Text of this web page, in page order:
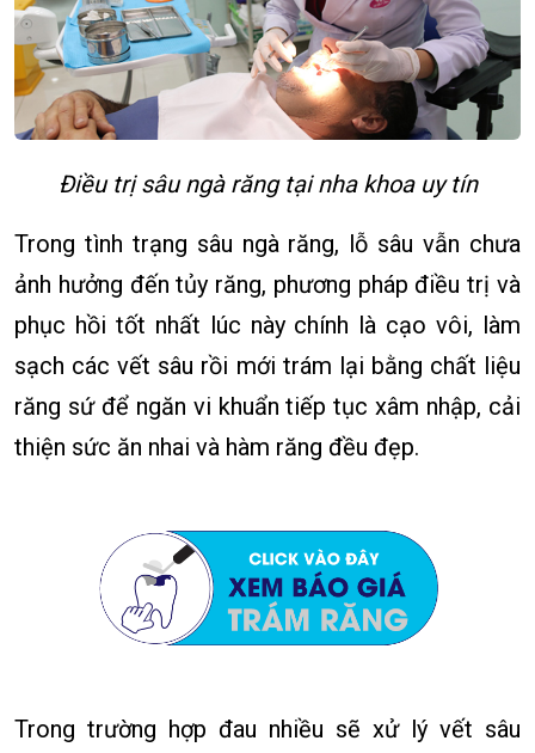
Điều trị sâu ngà răng tại nha khoa uy tín
Trong tình trạng sâu ngà răng, lỗ sâu vẫn chưa
ảnh hưởng đến tủy răng, phương pháp điều trị và
phục hồi tốt nhất lúc này chính là cạo vôi, làm
sạch các vết sâu rồi mới trám lại bằng chất liệu
răng sứ để ngăn vi khuẩn tiếp tục xâm nhập, cải
thiện sức ăn nhai và hàm răng đều đẹp.
Trong trường hợp đau nhiều sẽ xử lý vết sâu